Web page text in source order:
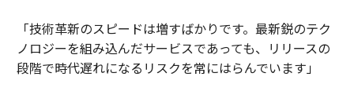
「技術革新のスピードは増すばかりです。最新鋭のテク
ノロジーを組み込んだサービスであっても、リリースの
段階で時代遅れになるリスクを常にはらんでいます」